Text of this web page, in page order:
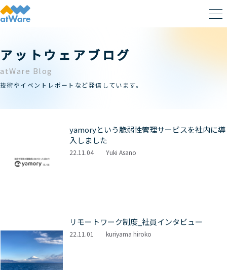
メ
開
アットウェアブログ
atWare Blog
技術やイベントレポートなど発信しています。
yamoryという脆弱性管理サービスを社内に導
入しました
22.11.04 Yuki Asano
リモートワーク制度_社員インタビュー
22.11.01 kuriyama hiroko